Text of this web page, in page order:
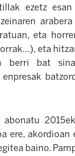
ezetz esan
eta
eta
berri bat
ere, akordioan
baino.